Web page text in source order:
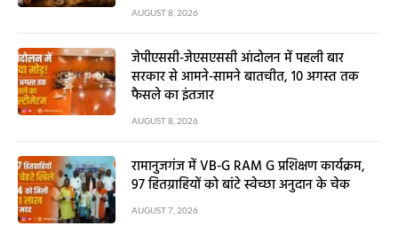
AUGUST 8, 2026
जेपीएससी-जेएसएससी आंदोलन में पहली बार
सरकार से आमने-सामने बातचीत, 10 अगस्त तक
फैसले का इंतजार
AUGUST 8, 2026
रामानुजगंज में VB-G RAM G प्रशिक्षण कार्यक्रम,
97 हितग्राहियों को बांटे स्वेच्छा अनुदान के चेक
AUGUST 7, 2026